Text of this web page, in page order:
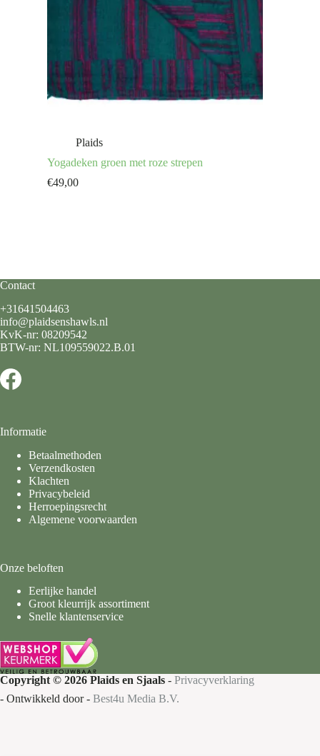
Plaids
Yogadeken groen met roze strepen
€49,00
Contact
+31641504463
info@plaidsenshawls.nl
KvK-nr: 08209542
BTW-nr: NL109559022.B.01
Informatie
Betaalmethoden
Verzendkosten
Klachten
Privacybeleid
Herroepingsrecht
Algemene voorwaarden
Onze beloften
Eerlijke handel
Groot kleurrijk assortiment
Snelle klantenservice
Copyright © 2026 Plaids en Sjaals - Privacyverklaring
- Ontwikkeld door - Best4u Media B.V.